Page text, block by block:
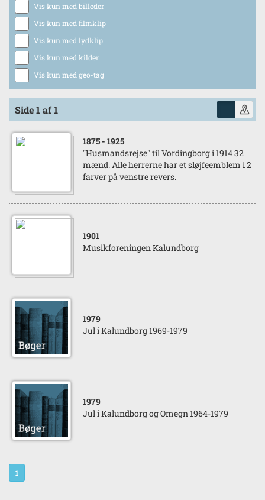
Vis kun med billeder
Vis kun med filmklip
Vis kun med lydklip
Vis kun med kilder
Vis kun med geo-tag
Side 1 af 1
1875 - 1925
"Husmandsrejse" til Vordingborg i 1914 32
mænd. Alle herrerne har et sløjfeemblem i 2
farver på venstre revers.
1901
Musikforeningen Kalundborg
1979
Jul i Kalundborg 1969-1979
1979
Jul i Kalundborg og Omegn 1964-1979
1